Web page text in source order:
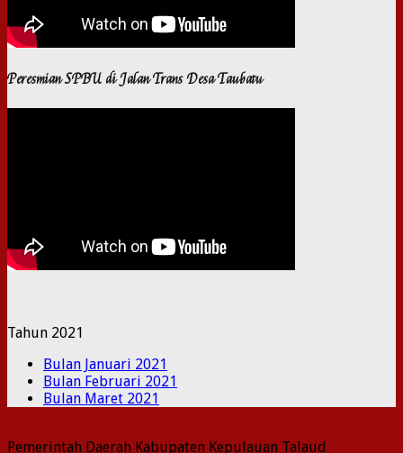
Peresmian SPBU di Jalan Trans Desa Taubatu
Tahun 2021
Bulan Januari 2021
Bulan Februari 2021
Bulan Maret 2021
Pemerintah Daerah Kabupaten Kepulauan Talaud